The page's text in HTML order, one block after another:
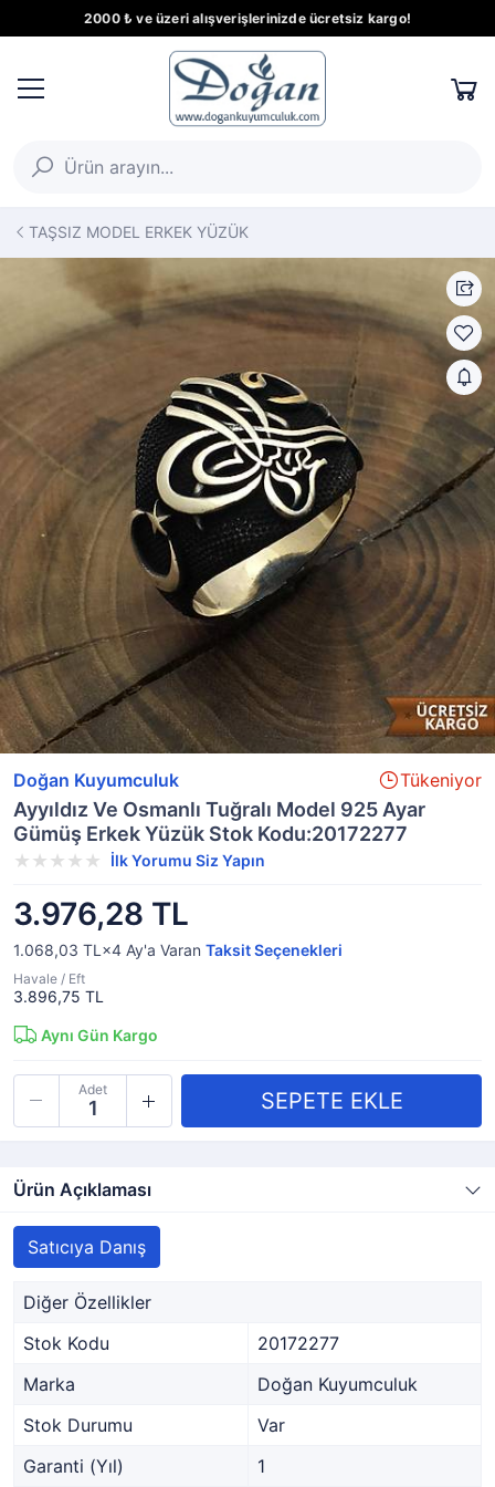
2000 ₺ ve üzeri alışverişlerinizde ücretsiz kargo!
TAŞSIZ MODEL ERKEK YÜZÜK
Doğan Kuyumculuk Tükeniyor
Ayyıldız Ve Osmanlı Tuğralı Model 925 Ayar
Gümüş Erkek Yüzük Stok Kodu:20172277
İlk Yorumu Siz Yapın
3.976,28 TL
1.068,03 TL×4 Ay'a Varan Taksit Seçenekleri
Havale / Eft
3.896,75 TL
Aynı Gün Kargo
Adet
Ürün Açıklaması
Satıcıya Danış
Diğer Özellikler
Stok Kodu
20172277
Marka
Doğan Kuyumculuk
Stok Durumu
Var
Garanti (Yıl)
1